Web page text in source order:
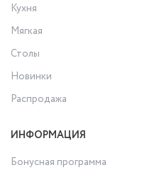
Кухня
Мягкая
Столы
Новинки
Распродажа
ИНФОРМАЦИЯ
Бонусная программа